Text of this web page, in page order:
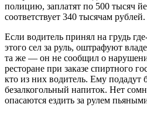
полицию, заплатят по 500 тысяч
соответствует 340 тысячам
Если водитель принял на грудь
этого сел за руль, оштрафуют
та же — он не сообщил о
ресторане при заказе спиртного
кто из них водитель. Ему подадут
безалкогольный напиток. Нет
опасаются ездить за рулем